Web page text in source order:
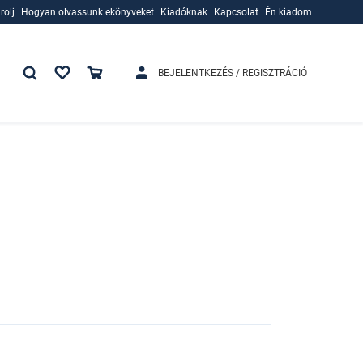
Hogyan olvassunk ekönyveket
Kiadóknak
Kapcsolat Én kiadom
BEJELENTKEZÉS / REGISZTRÁCIÓ